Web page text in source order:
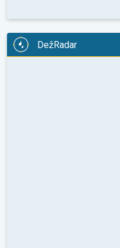
DežRadar